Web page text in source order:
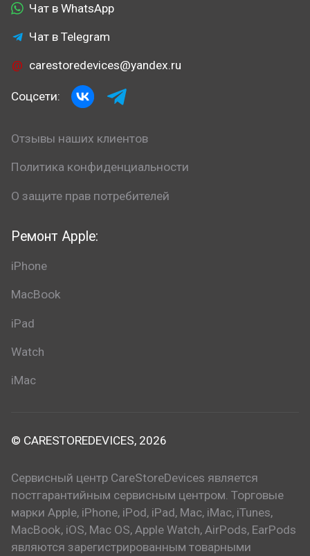
Ремонт Apple:
iPhone
MacBook
iPad
Watch
iMac
Чат в WhatsApp
Чат в Telegram
carestoredevices@yandex.ru
Соцсети:
Отзывы наших клиентов
Политика конфиденциальности
О защите прав потребителей
© CARESTOREDEVICES, 2026
Сервисный центр CareStoreDevices является
постгарантийным сервисным центром. Торговые
марки Apple, iPhone, iPod, iPad, Mac, iMac, iTunes,
MacBook, iOS, Mac OS, Apple Watch, AirPods, EarPods
являются зарегистрированным товарными